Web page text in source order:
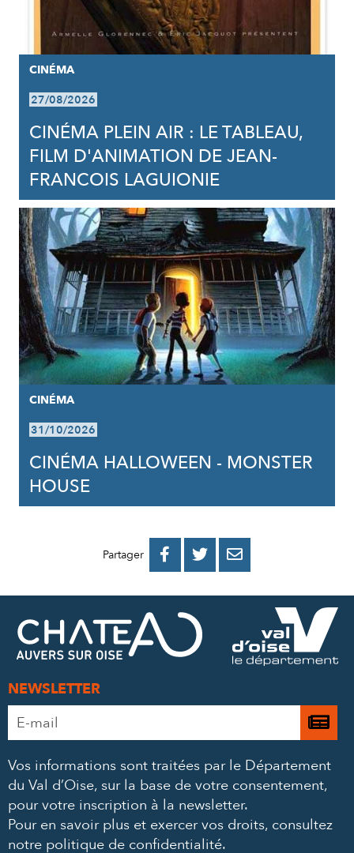
CINÉMA
27/08/2026
CINÉMA PLEIN AIR : LE TABLEAU,
FILM D'ANIMATION DE JEAN-
FRANCOIS LAGUIONIE
CINÉMA
31/10/2026
CINÉMA HALLOWEEN - MONSTER
HOUSE
Partager 
PARTAGER
FACEBOOK
PARTAGER
PARTAGER
MAIL
NEWSLETTER
Adresse
e-
*
Je
à
Vos informations sont traitées par le Département
du Val d’Oise, sur la base de votre consentement,
pour votre inscription à la newsletter.
Pour en savoir plus et exercer vos droits, consultez
notre politique de confidentialité.